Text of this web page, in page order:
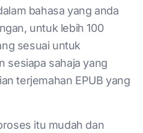
bahasa yang anda
untuk lebih 100
sesuai untuk
sesiapa sahaja yang
terjemahan EPUB yang
itu mudah dan